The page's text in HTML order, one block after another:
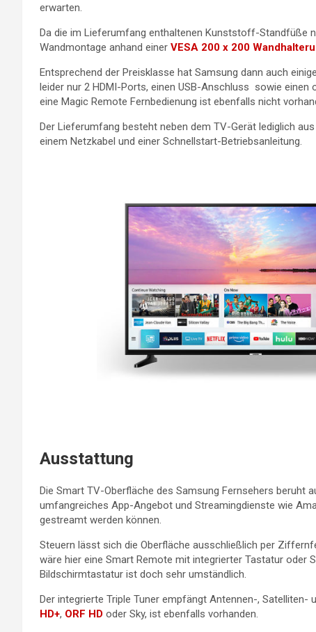
erwarten.
Da die im Lieferumfang enthaltenen Kunststoff-Standfüße
Wandmontage anhand einer VESA 200 x 200
Entsprechend der Preisklasse hat Samsung dann auch
leider nur 2 HDMI-Ports, einen USB-Anschluss sowie
eine Magic Remote Fernbedienung ist ebenfalls nicht
Der Lieferumfang besteht neben dem TV-Gerät lediglich
einem Netzkabel und einer Schnellstart-Betriebsanleitung.
Ausstattung
Die Smart TV-Oberfläche des Samsung Fernsehers beruht
umfangreiches App-Angebot und Streamingdienste wie
gestreamt werden können.
Steuern lässt sich die Oberfläche ausschließlich per
wäre hier eine Smart Remote mit integrierter Tastatur oder
Bildschirmtastatur ist doch sehr umständlich.
Der integrierte Triple Tuner empfängt Antennen-, Satelliten-
HD+, ORF HD oder Sky, ist ebenfalls vorhanden.